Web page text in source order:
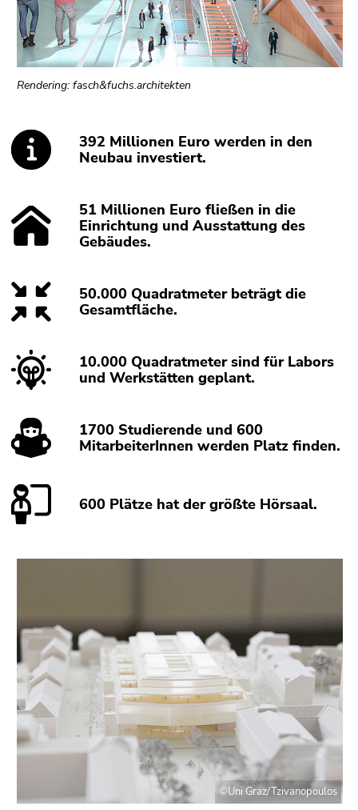
Sie diesen
Link.
1)
Zur
Positionsanzeige
2)
Zur
Unternavigation
4)
Zu
den
(Zugriffstaste
5)
den
Seiteneinstellungen
(Benutzer/Sprache)
8)
Zur
(Zugriffstaste
Rendering: fasch&fuchs.architekten
392 Millionen Euro werden in den
Neubau investiert.
51 Millionen Euro fließen in die
Einrichtung und Ausstattung des
Gebäudes.
50.000 Quadratmeter beträgt die
Gesamtfläche.
10.000 Quadratmeter sind für Labors
und Werkstätten geplant.
1700 Studierende und 600
MitarbeiterInnen werden Platz finden.
600 Plätze hat der größte Hörsaal.
©Uni Graz/Tzivanopoulos